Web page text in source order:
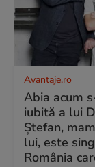
Avantaje.ro
Abia acum
iubită a lui
Ștefan,
lui, este
România